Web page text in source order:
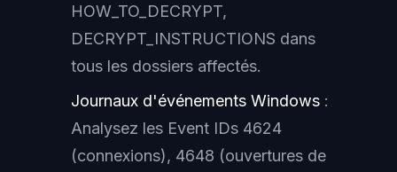
HOW_TO_DECRYPT,
DECRYPT_INSTRUCTIONS dans
tous les dossiers affectés.
Journaux d'événements Windows :
Analysez les Event IDs 4624
(connexions), 4648 (ouvertures de